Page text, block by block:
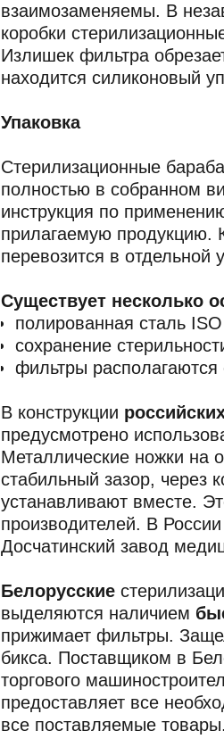
взаимозаменяемы. В
коробки
Излишек фильтра
находится силиконовый
Упаковка
Стерилизационные
полностью в собранном
инструкция по
прилагаемую продукцию.
перевозится в отдельной
Существует несколько
полированная сталь
сохранение
фильтры располагаются
В конструкции
предусмотрено
Металлические ножки на
стабильный зазор, через
устанавливают вместе.
производителей. В
Досчатинский завод
Белорусские
выделяются наличием
прижимает фильтры.
бикса. Поставщиком в
торгового
предоставляет все
все поставляемые